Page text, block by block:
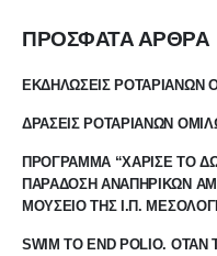
ΠΡΟΣΦΑΤΑ ΑΡΘΡΑ
ΕΚΔΗΛΩΣΕΙΣ ΡΟΤΑΡΙΑΝΩΝ
ΔΡΑΣΕΙΣ ΡΟΤΑΡΙΑΝΩΝ
ΠΡΟΓΡΑΜΜΑ “ΧΑΡΙΣΕ ΤΟ
ΠΑΡΑΔΟΣΗ ΑΝΑΠΗΡΙΚΩΝ
ΜΟΥΣΕΙΟ ΤΗΣ Ι.Π.
SWIM TO END POLIO.